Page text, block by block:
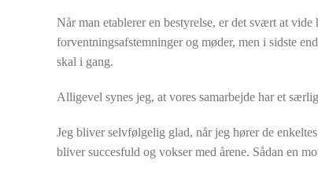
Når man etablerer en bestyrelse, er det svært at
forventningsafstemninger og møder, men i sidste
skal i gang.
Alligevel synes jeg, at vores samarbejde har et
Jeg bliver selvfølgelig glad, når jeg hører de
bliver succesfuld og vokser med årene. Sådan en